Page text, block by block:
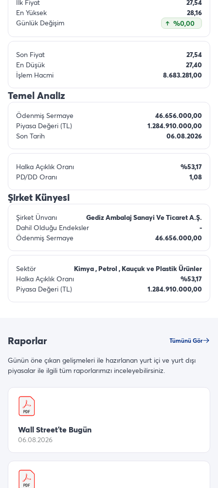
İlk Fiyat
27,54
En Yüksek
28,16
Günlük Değişim
%0,00
Son Fiyat
27,54
En Düşük
27,40
İşlem Hacmi
8.683.281,00
Temel Analiz
Ödenmiş Sermaye
46.656.000,00
Piyasa Değeri (TL)
1.284.910.000,00
Son Tarih
06.08.2026
Halka Açıklık Oranı
%53,17
PD/DD Oranı
1,08
Şirket Künyesi
Şirket Ünvanı
Gediz Ambalaj Sanayi Ve Ticaret A.Ş.
Dahil Olduğu Endeksler
-
Ödenmiş Sermaye
46.656.000,00
Sektör
Kimya , Petrol , Kauçuk ve Plastik Ürünler
Halka Açıklık Oranı
%53,17
Piyasa Değeri (TL)
1.284.910.000,00
Raporlar Tümünü Gör
Günün öne çıkan gelişmeleri ile hazırlanan yurt içi ve yurt dışı
piyasalar ile ilgili tüm raporlarımızı inceleyebilirsiniz.
Wall Street’te Bugün
06.08.2026